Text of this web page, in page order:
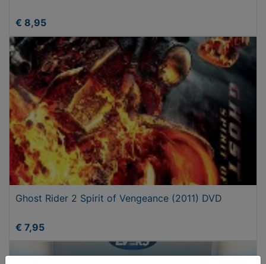
€ 8,95
Ghost Rider 2 Spirit of Vengeance (2011) DVD
€ 7,95